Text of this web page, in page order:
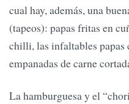
cual hay, además, una
(tapeos): papas fritas en
chilli, las infaltables papas
empanadas de carne
La hamburguesa y el